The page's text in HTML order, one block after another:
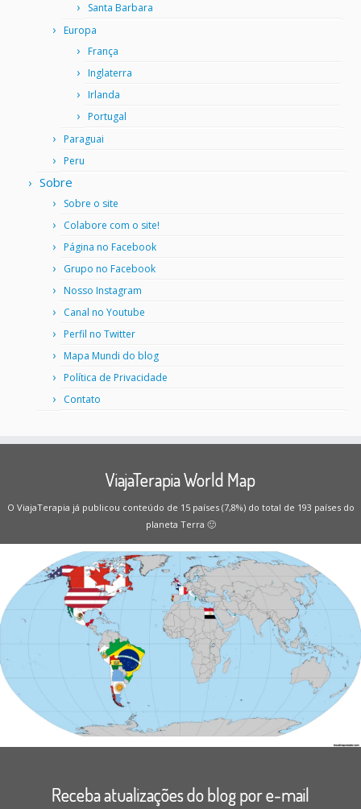
Santa Barbara
Europa
França
Inglaterra
Irlanda
Portugal
Paraguai
Peru
Sobre
Sobre o site
Colabore com o site!
Página no Facebook
Grupo no Facebook
Nosso Instagram
Canal no Youtube
Perfil no Twitter
Mapa Mundi do blog
Política de Privacidade
Contato
ViajaTerapia World Map
O ViajaTerapia já publicou conteúdo de 15 países (7,8%) do total de 193 países do
planeta Terra 🙂
Receba atualizações do blog por e-mail